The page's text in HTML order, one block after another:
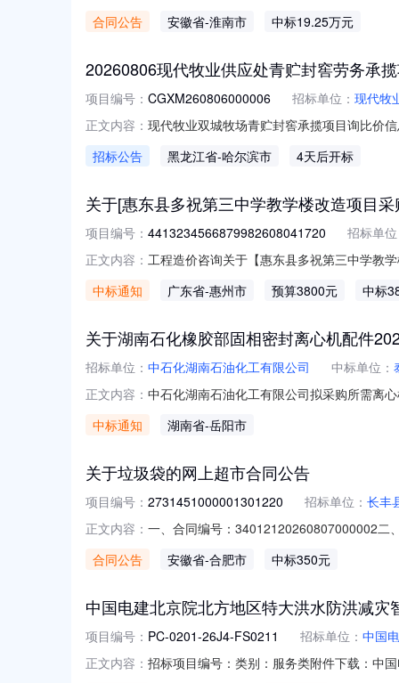
朝阳街道田家庵区玺园小区1栋2908联系方
合同公告 安徽省-淮南市 中标19.25万元
20260806现代牧业供应处青贮封窖劳务承
项目编号： CGXM260806000006 招标单位： 现代牧
正文内容： 现代牧业双城牧场青贮封窖承揽项目询比价
包。为保证2026年青贮收购工作的顺利进
招标公告 黑龙江省-哈尔滨市 4天后开标
关于[惠东县多祝第三中学教学楼改造项目
项目编号： 4413234566879982608041720
招标单
正文内容： 工程造价咨询关于【惠东县多祝第三中学教
项目否采购项目编码：
中标通知 广东省-惠州市 预算3800元 中标
关于湖南石化橡胶部固相密封离心机配件
招标单位： 中石化湖南石油化工有限公司 中标单位：
正文内容： 中石化湖南石油化工有限公司拟采购所需离
接采购原因原厂备件或原型更换三、生产
中标通知 湖南省-岳阳市
关于垃圾袋的网上超市合同公告
项目编号： 2731451000001301220 招标单位： 长丰
正文内容： 一、合同编号：34012120260807000002二
公司地址：安徽省合肥市肥东县安徽省合
合同公告 安徽省-合肥市 中标350元
中国电建北京院北方地区特大洪水防洪减
项目编号： PC-0201-26J4-FS0211 招标单位： 中国
正文内容： 招标项目编号：类别：服务类附件下载：中